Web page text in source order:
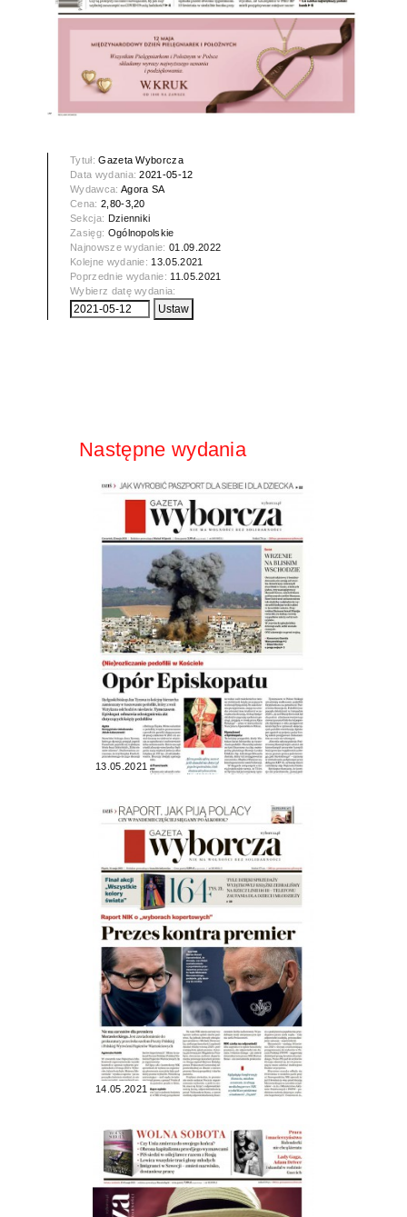
Tytuł:Gazeta Wyborcza
Data wydania:2021-05-12
Wydawca: Agora SA
Cena: 2,80-3,20
Sekcja: Dzienniki
Zasięg: Ogólnopolskie
Najnowsze wydanie:01.09.2022
Kolejne wydanie: 13.05.2021
Poprzednie wydanie: 11.05.2021
Wybierz datę wydania:
Następne wydania
13.05.2021
14.05.2021